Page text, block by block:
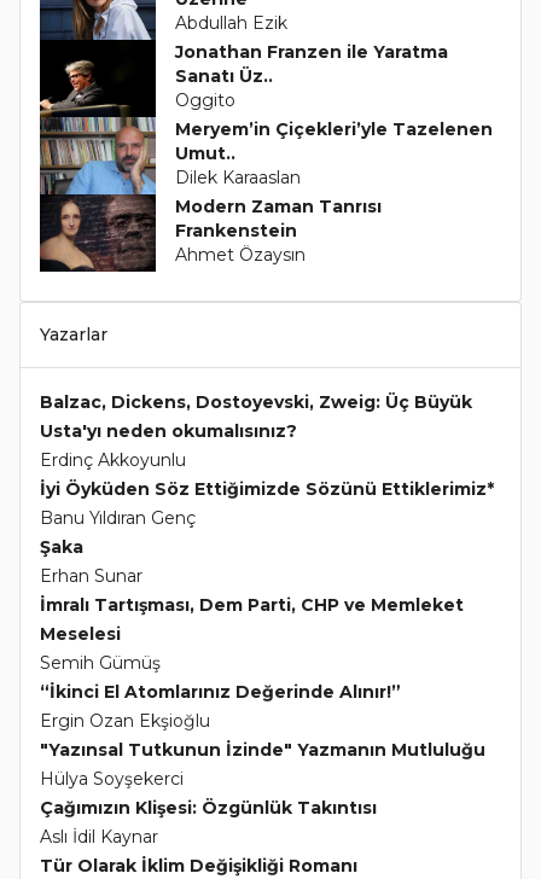
Abdullah Ezik
Jonathan Franzen ile Yaratma
Sanatı Üz..
Oggito
Meryem’in Çiçekleri’yle Tazelenen
Umut..
Dilek Karaaslan
Modern Zaman Tanrısı
Frankenstein
Ahmet Özaysın
Yazarlar
Balzac, Dickens, Dostoyevski, Zweig: Üç Büyük
Usta'yı neden okumalısınız?
Erdinç Akkoyunlu
İyi Öyküden Söz Ettiğimizde Sözünü Ettiklerimiz*
Banu Yıldıran Genç
Şaka
Erhan Sunar
İmralı Tartışması, Dem Parti, CHP ve Memleket
Meselesi
Semih Gümüş
“İkinci El Atomlarınız Değerinde Alınır!”
Ergin Ozan Ekşioğlu
"Yazınsal Tutkunun İzinde" Yazmanın Mutluluğu
Hülya Soyşekerci
Çağımızın Klişesi: Özgünlük Takıntısı
Aslı İdil Kaynar
Tür Olarak İklim Değişikliği Romanı